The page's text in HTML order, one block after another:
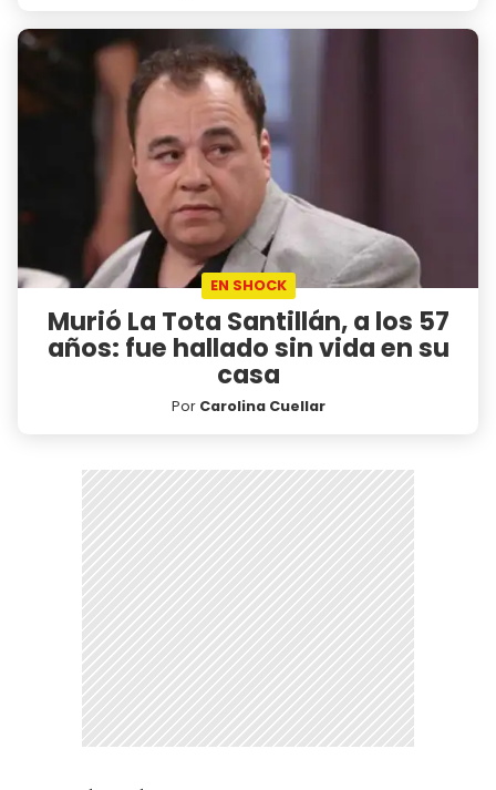
EN SHOCK
Murió La Tota Santillán, a los 57
años: fue hallado sin vida en su
casa
Por Carolina Cuellar